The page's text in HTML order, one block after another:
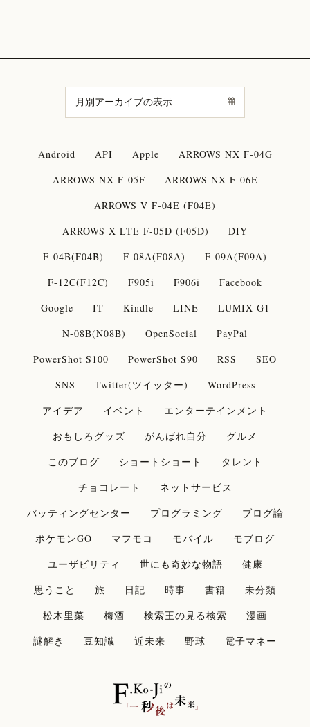
Android API Apple
ARROWS NX F-04G
ARROWS NX F-05F
ARROWS NX F-06E
ARROWS V F-04E (F04E)
ARROWS X LTE F-05D (F05D)
DIY
F-04B(F04B)
F-08A(F08A)
F-09A(F09A)
F-12C(F12C)
F905i F906i
Facebook
Google
IT Kindle LINE
LUMIX G1
N-08B(N08B)
OpenSocial
PayPal
PowerShot S100
PowerShot S90 RSS
SEO
SNS
Twitter(ツイッター)
WordPress
アイデア
イベント
エンターテインメント
おもしろグッズ
がんばれ自分
グルメ
このブログ
ショートショート
タレント
チョコレート
ネットサービス
バッティングセンター
プログラミング
ブログ論
ポケモンGO
マフモコ モバイル
モブログ
ユーザビリティ
世にも奇妙な物語
健康
思うこと
旅 日記 時事 書籍
未分類
松木里菜
梅酒 検索王の見る検索
漫画
謎解き
豆知識 近未来 野球 電子マネー